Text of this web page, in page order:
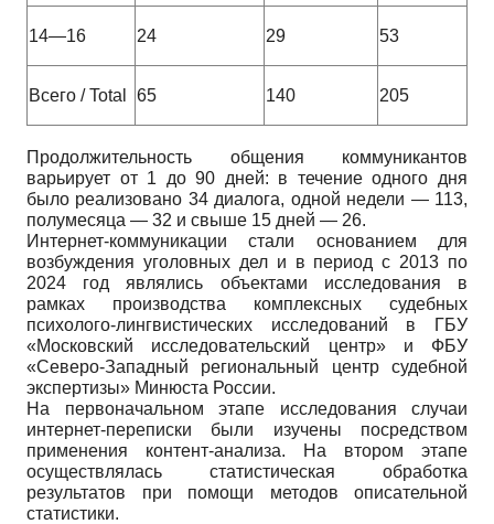
14—16 24 29 53
Всего / Total 65 140 205
Продолжительность общения коммуникантов
варьирует от 1 до 90 дней: в течение одного дня
было реализовано 34 диалога, одной недели — 113,
полумесяца — 32 и свыше 15 дней — 26.
Интернет-коммуникации стали основанием для
возбуждения уголовных дел и в период с 2013 по
2024 год являлись объектами исследования в
рамках производства комплексных судебных
психолого-лингвистических исследований в ГБУ
«Московский исследовательский центр» и ФБУ
«Северо-Западный региональный центр судебной
экспертизы» Минюста России.
На первоначальном этапе исследования случаи
интернет-переписки были изучены посредством
применения контент-анализа. На втором этапе
осуществлялась статистическая обработка
результатов при помощи методов описательной
статистики.